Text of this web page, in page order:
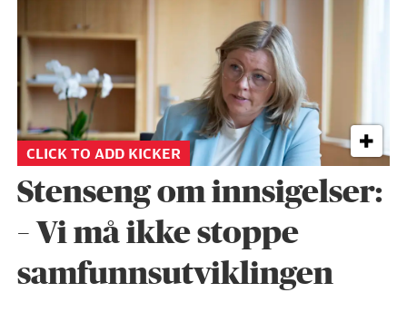
CLICK TO ADD KICKER
Stenseng om innsigelser:
– Vi må ikke stoppe
samfunnsutviklingen